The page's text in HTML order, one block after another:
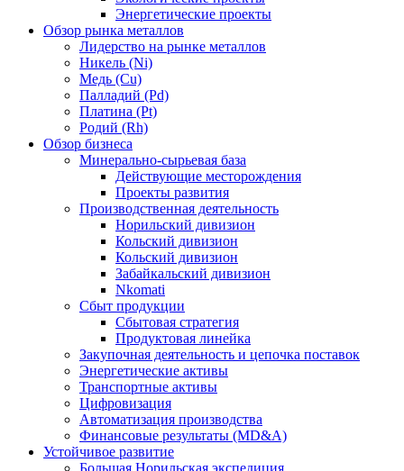
Энергетические проекты
Обзор рынка металлов
Лидерство на рынке металлов
Никель (Ni)
Медь (Cu)
Палладий (Pd)
Платина (Pt)
Родий (Rh)
Обзор бизнеса
Минерально-сырьевая база
Действующие месторождения
Проекты развития
Производственная деятельность
Норильский дивизион
Кольский дивизион
Кольский дивизион
Забайкальский дивизион
Nkomati
Сбыт продукции
Сбытовая стратегия
Продуктовая линейка
Закупочная деятельность и цепочка поставок
Энергетические активы
Транспортные активы
Цифровизация
Автоматизация производства
Финансовые результаты (MD&A)
Устойчивое развитие
Большая Норильская экспедиция